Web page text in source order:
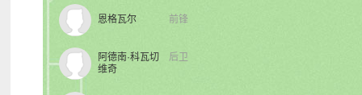
前锋
恩格瓦尔
后卫
阿德南·科瓦切
维奇